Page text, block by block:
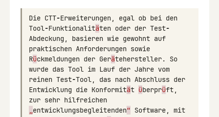
Die CTT-Erweiterungen, egal ob bei den
Tool-Funktionalitäten oder der Test-
Abdeckung , basieren wie gewohnt auf
praktischen Anforderungen sowie
Rückmeldungen der Gerätehersteller.
So
wurde das Tool im Lauf der Jahre vom
reinen Test-Tool, das nach Abschluss der
Entwicklung die Konformität überprüft,
zur sehr hilfreichen
„entwicklungsbegleitenden“ Software,
mit